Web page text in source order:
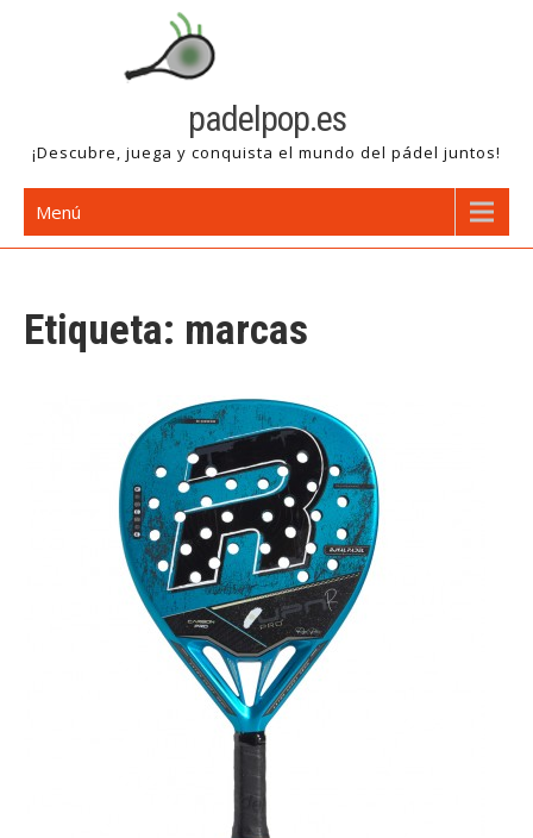
padelpop.es
¡Descubre, juega y conquista el mundo del pádel juntos!
Menú
Etiqueta: marcas